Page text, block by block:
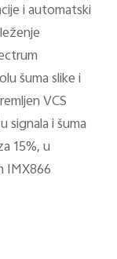
i automatski
šuma slike i
VCS
i šuma
15%, u
IMX866